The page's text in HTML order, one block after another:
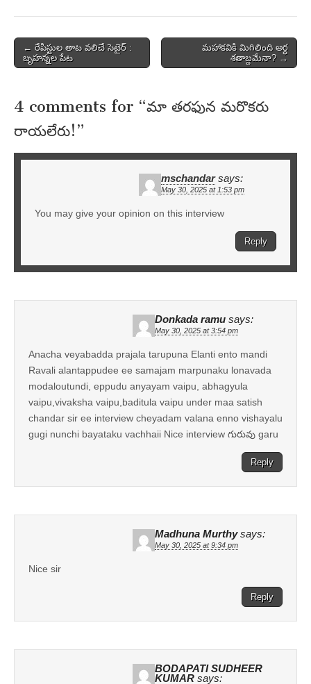
Post
navigation
← రేపిస్టుల తాట వలిచే సెటైర్ :
బృహన్నల పేట
మహాకవికి మిగిలింది అర్ధ
శతాబ్దమేనా? →
4 comments for “మా తరఫున మరొకరు
రాయలేరు!”
mschandar says:
May 30, 2025 at 1:53 pm
You may give your opinion on this interview
Reply
Donkada ramu says:
May 30, 2025 at 3:54 pm
Anacha veyabadda prajala tarupuna Elanti ento mandi
Ravali alantappudee ee samajam marpunaku lonavada
modaloutundi, eppudu anyayam vaipu, abhagyula
vaipu,vivaksha vaipu,baditula vaipu under maa satish
chandar sir ee interview cheyadam valana enno vishayalu
gugi nunchi bayataku vachhaii Nice interview గురువు garu
Reply
Madhuna Murthy says:
May 30, 2025 at 9:34 pm
Nice sir
Reply
BODAPATI SUDHEER
KUMAR says: